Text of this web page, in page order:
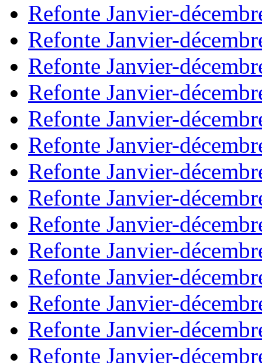
Refonte Janvier-
Refonte Janvier-
Refonte Janvier-
Refonte Janvier-
Refonte Janvier-
Refonte Janvier-
Refonte Janvier-
Refonte Janvier-
Refonte Janvier-
Refonte Janvier-
Refonte Janvier-
Refonte Janvier-
Refonte Janvier-
Refonte Janvier-